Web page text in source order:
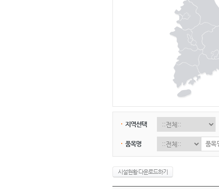
지역선택
품목명
시설현황 다운로드하기